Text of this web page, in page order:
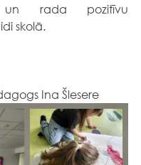
un rada pozitīvu
skolā.
Ina Šlesere